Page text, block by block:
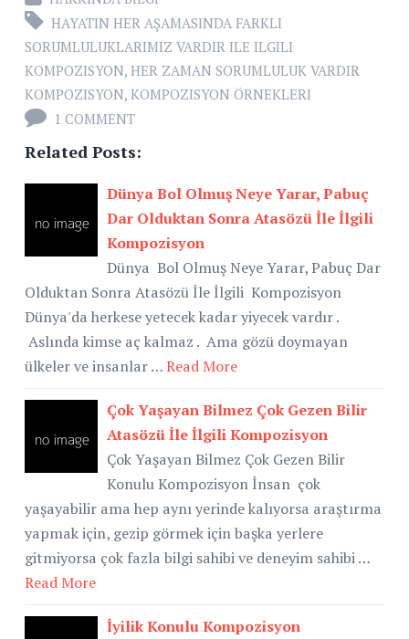
HAYATIN HER AŞAMASINDA FARKLI
SORUMLULUKLARIMIZ VARDIR ILE ILGILI
KOMPOZISYON, HER ZAMAN SORUMLULUK VARDIR
KOMPOZISYON, KOMPOZISYON ÖRNEKLERI
1 COMMENT
Related Posts:
Dünya Bol Olmuş Neye Yarar, Pabuç
Dar Olduktan Sonra Atasözü İle İlgili
Kompozisyon
Dünya Bol Olmuş Neye Yarar, Pabuç Dar
Olduktan Sonra Atasözü İle İlgili Kompozisyon
Dünya'da herkese yetecek kadar yiyecek vardır .
Aslında kimse aç kalmaz . Ama gözü doymayan
ülkeler ve insanlar …Read More
Çok Yaşayan Bilmez Çok Gezen Bilir
Atasözü İle İlgili Kompozisyon
Çok Yaşayan Bilmez Çok Gezen Bilir
Konulu Kompozisyon İnsan çok
yaşayabilir ama hep aynı yerinde kalıyorsa araştırma
yapmak için, gezip görmek için başka yerlere
gitmiyorsa çok fazla bilgi sahibi ve deneyim sahibi …
Read More
İyilik Konulu Kompozisyon